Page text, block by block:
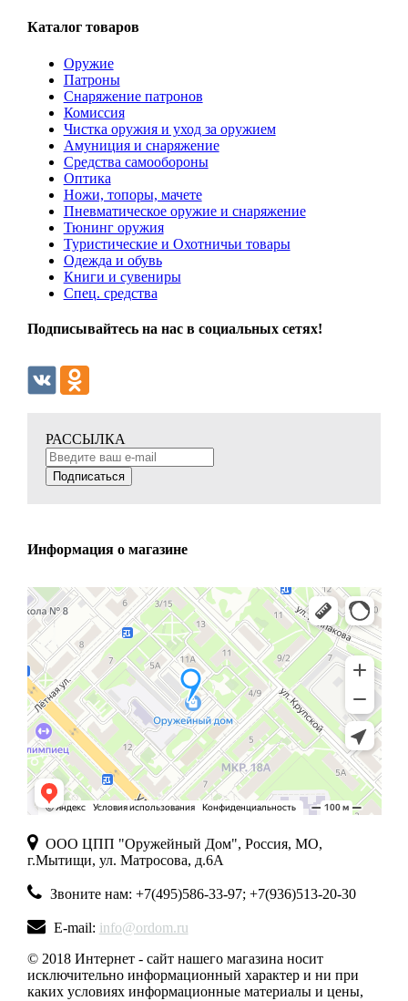
Каталог товаров
Оружие
Патроны
Снаряжение патронов
Комиссия
Чистка оружия и уход за оружием
Амуниция и снаряжение
Средства самообороны
Оптика
Ножи, топоры, мачете
Пневматическое оружие и снаряжение
Тюнинг оружия
Туристические и Охотничьи товары
Одежда и обувь
Книги и сувениры
Спец. средства
Подписывайтесь на нас в социальных сетях!
РАССЫЛКА
Подписаться
Информация о магазине
ООО ЦПП "Оружейный Дом", Россия, МО,
г.Мытищи, ул. Матросова, д.6А
Звоните нам: +7(495)586-33-97; +7(936)513-20-30
E-mail: info@ordom.ru
© 2018 Интернет - сайт нашего магазина носит
исключительно информационный характер и ни при
каких условиях информационные материалы и цены,